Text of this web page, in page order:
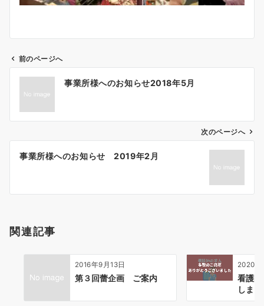
ビ
ン
前のページへ
事業所様へのお知らせ2018年5月
次のページへ
事業所様へのお知らせ 2019年2月
関連記事
2016年9月13日
第３回蕾企画 ご案内
2020年
看護
しま